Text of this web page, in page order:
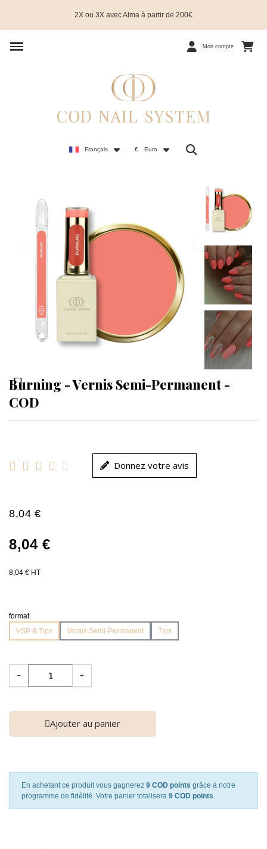
2X ou 3X avec Alma à partir de 200€
Mon compte
Français € Euro
Burning - Vernis Semi-Permanent -
COD
     Donnez votre avis
8,04 €
8,04 €
8,04 € HT
format
VSP & Tips
Vernis Semi-Permanent Tips
− +
Ajouter au panier
En achetant ce produit vous gagnerez 9 COD points grâce à notre
programme de fidélité. Votre panier totalisera 9 COD points.